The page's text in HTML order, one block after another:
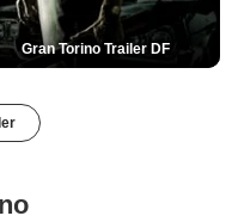
Gran Torino Trailer DF